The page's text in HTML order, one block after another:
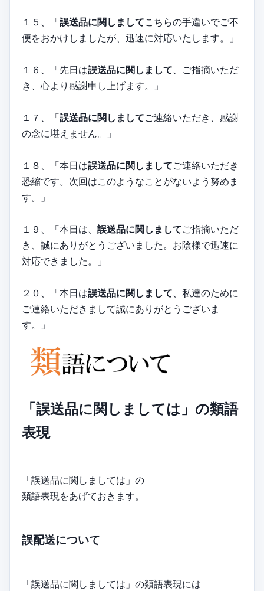
１５、「誤送品に関しましてこちらの手違いでご不
便をおかけしましたが、迅速に対応いたします。」
１６、「先日は誤送品に関しまして 、ご指摘いただ
き、心より感謝申し上げます。」
１７、「誤送品に関しましてご連絡いただき、感謝
の念に堪えません。」
１８、「本日は誤送品に関しましてご連絡いただき
恐縮です。次回はこのようなことがないよう努めま
す。」
１９、「本日は、 誤送品に関しましてご指摘いただ
き、誠にありがとうございました。お陰様で迅速に
対応できました。」
２０、「本日は誤送品に関しまして 、私達のために
ご連絡いただきまして誠にありがとうございま
す。」
「誤送品に関しましては」の類語
表現
「誤送品に関しましては」の
類語表現をあげておきます。
誤配送について
「誤送品に関しましては」の類語表現には